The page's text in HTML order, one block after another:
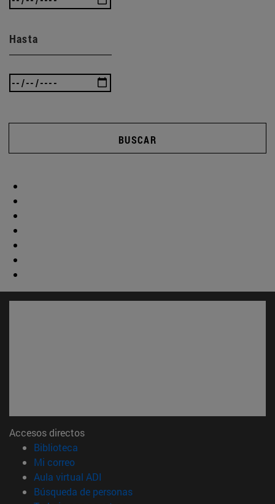
Hasta
BUSCAR
Accesos directos
Biblioteca
Mi correo(abre en nueva ventana)
Aula virtual ADI
Búsqueda de personas(abre en nueva ventana)